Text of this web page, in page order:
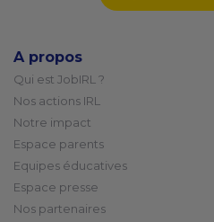
A propos
Qui est JobIRL ?
Nos actions IRL
Notre impact
Espace parents
Equipes éducatives
Espace presse
Nos partenaires